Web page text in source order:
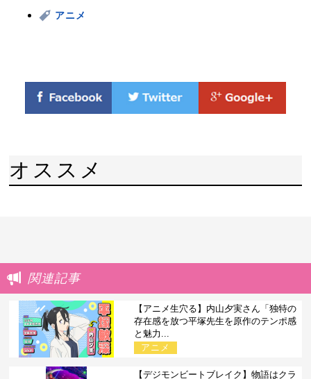
アニメ
オススメ
関連記事
【アニメ生穴る】内山夕実さん「独特の
存在感を放つ平塚先生を原作のテンポ感
と魅力...
アニメ
【デジモンビートブレイク】物語はクラ